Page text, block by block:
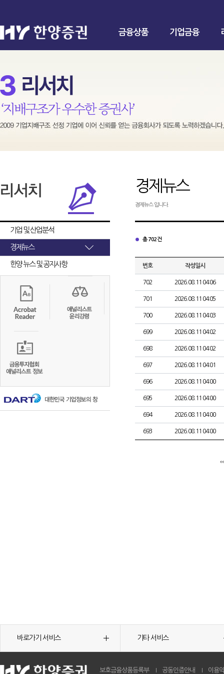
금융상품 기업금융
기업 및 산업분석
경제뉴스
한양 뉴스 및 공지사항
경제뉴스
경제뉴스 입니다.
총 702건
번호 작성일시
702 2026.08.11 04:06
701 2026.08.11 04:05
700 2026.08.11 04:03
699 2026.08.11 04:02
698 2026.08.11 04:02
697 2026.08.11 04:01
696 2026.08.11 04:00
695 2026.08.11 04:00
694 2026.08.11 04:00
693 2026.08.11 04:00
바로가기 서비스 기타 서비스
보호금융상품등록부 공동인증안내 이용